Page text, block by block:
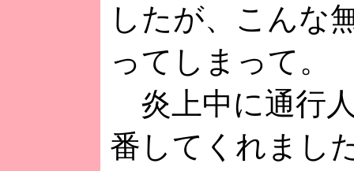
したが、こんな
ってしまって。
炎上中に通行
番してくれまし